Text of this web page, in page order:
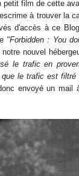
petit film de cette
à trouver la
d'accès à ce
"Forbidden : You
nouvel
le trafic en
le trafic est
envoyé un mail